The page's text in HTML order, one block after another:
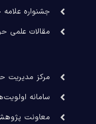
جشنواره
مقالات علمی
مرکز مدیریت
سامانه
معاونت